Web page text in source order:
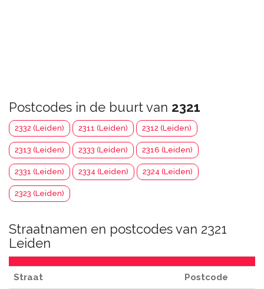
Postcodes in de buurt van 2321
2332 (Leiden) 2311 (Leiden) 2312 (Leiden)
2313 (Leiden) 2333 (Leiden) 2316 (Leiden)
2331 (Leiden) 2334 (Leiden) 2324 (Leiden)
2323 (Leiden)
Straatnamen en postcodes van 2321
Leiden
Straat Postcode